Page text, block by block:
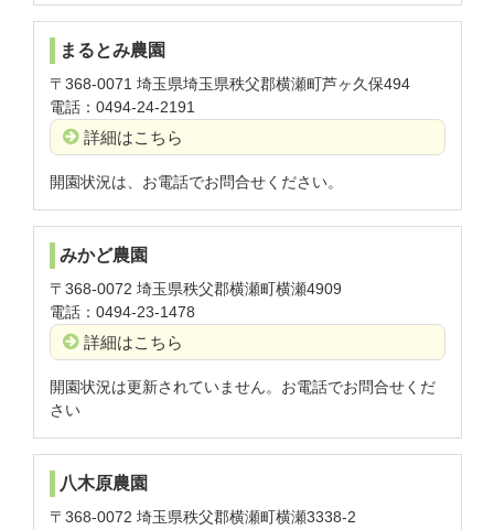
まるとみ農園
〒368-0071 埼玉県埼玉県秩父郡横瀬町芦ヶ久保494
電話：0494-24-2191
詳細はこちら
開園状況は、お電話でお問合せください。
みかど農園
〒368-0072 埼玉県秩父郡横瀬町横瀬4909
電話：0494-23-1478
詳細はこちら
開園状況は更新されていません。お電話でお問合せくだ
さい
八木原農園
〒368-0072 埼玉県秩父郡横瀬町横瀬3338-2